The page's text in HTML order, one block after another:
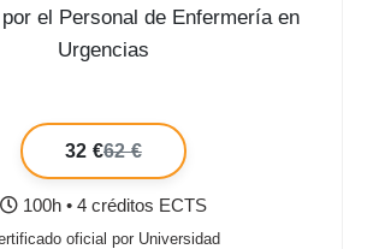
el Personal de Enfermería en
Urgencias
32 €62 €
100h • 4 créditos ECTS
oficial por Universidad